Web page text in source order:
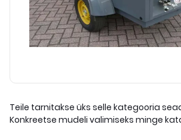
Teile tarnitakse üks selle kategooria
Konkreetse mudeli valimiseks minge